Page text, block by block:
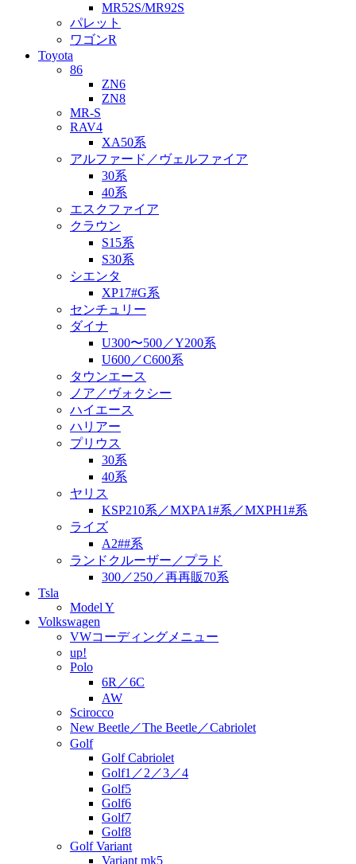
MR52S/MR92S
パレット
ワゴンR
Toyota
86
ZN6
ZN8
MR-S
RAV4
XA50系
アルファード／ヴェルファイア
30系
40系
エスクファイア
クラウン
S15系
S30系
シエンタ
XP17#G系
センチュリー
ダイナ
U300〜500／Y200系
U600／C600系
タウンエース
ノア／ヴォクシー
ハイエース
ハリアー
プリウス
30系
40系
ヤリス
KSP210系／MXPA1#系／MXPH1#系
ライズ
A2##系
ランドクルーザー／プラド
300／250／再再販70系
Tsla
Model Y
Volkswagen
VWコーディングメニュー
up!
Polo
6R／6C
AW
Scirocco
New Beetle／The Beetle／Cabriolet
Golf
Golf Cabriolet
Golf1／2／3／4
Golf5
Golf6
Golf7
Golf8
Golf Variant
Variant mk5